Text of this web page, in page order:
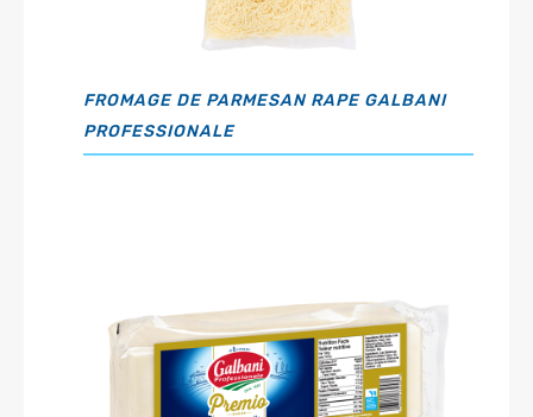
FROMAGE DE PARMESAN RAPE GALBANI
PROFESSIONALE